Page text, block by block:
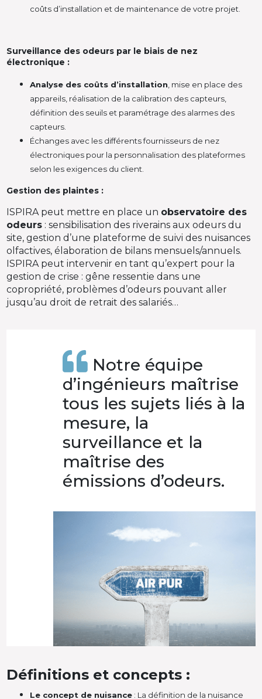
coûts d’installation et de maintenance de votre projet.
Surveillance des odeurs par le biais de nez
électronique :
Analyse des coûts d’installation , mise en place des
appareils, réalisation de la calibration des capteurs,
définition des seuils et paramétrage des alarmes des
capteurs.
Échanges avec les différents fournisseurs de nez
électroniques pour la personnalisation des plateformes
selon les exigences du client.
Gestion des plaintes :
ISPIRA peut mettre en place un observatoire des
odeurs : sensibilisation des riverains aux odeurs du
site, gestion d’une plateforme de suivi des nuisances
olfactives, élaboration de bilans mensuels/annuels.
ISPIRA peut intervenir en tant qu’expert pour la
gestion de crise : gêne ressentie dans une
copropriété, problèmes d’odeurs pouvant aller
jusqu’au droit de retrait des salariés…
Notre équipe
d’ingénieurs maîtrise
tous les sujets liés à la
mesure, la
surveillance et la
maîtrise des
émissions d’odeurs.
Définitions et concepts :
Le concept de nuisance : La définition de la nuisance